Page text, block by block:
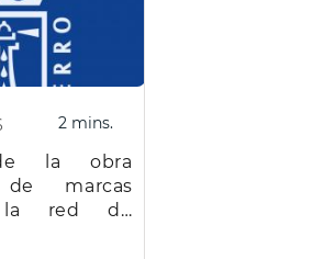
2 mins.
la obra
de marcas
la red de